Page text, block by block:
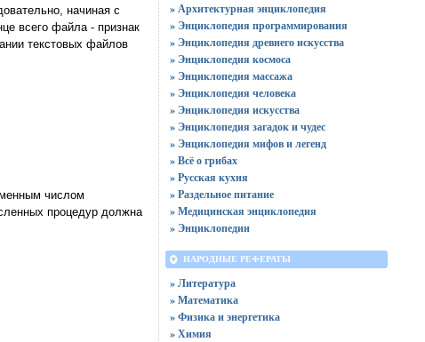
начиная с
всего файла - признак
текстовых файлов
числом
процедур должна
» Архитектурная энциклопедия
» Энциклопедия программирования
» Энциклопедия древнего искусства
» Энциклопедия космоса
» Энциклопедия массажа
» Энциклопедия человека
» Энциклопедия искусства
» Энциклопедия загадок и чудес
» Энциклопедия мифов и легенд
» Всё о грибах
» Русская кухня
» Раздельное питание
» Медицинская энциклопедия
» Энциклопедии
НАРОДНЫЕ РЕФЕРАТЫ
» Литература
» Математика
» Физика и энергетика
» Химия